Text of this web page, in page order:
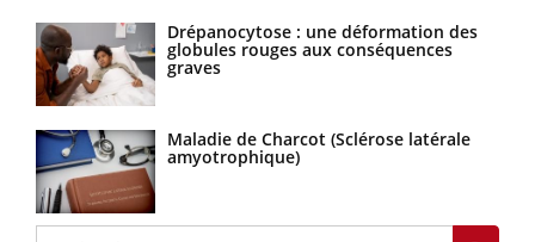
Drépanocytose : une déformation des
globules rouges aux conséquences
graves
Maladie de Charcot (Sclérose latérale
amyotrophique)